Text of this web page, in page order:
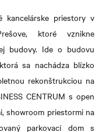
kancelárske priestory v
ktoré vznikne
budovy. Ide o budovu
sa nachádza blízko
rekonštrukciou na
CENTRUM s open
showroom priestormi na
parkovací dom s